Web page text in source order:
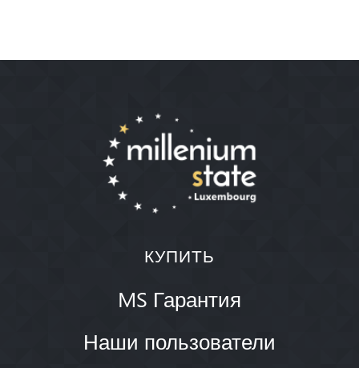
КУПИТЬ
MS Гарантия
Наши пользователи